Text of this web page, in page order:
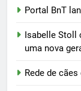
Portal BnT
Isabelle Stoll
uma nova
Rede de